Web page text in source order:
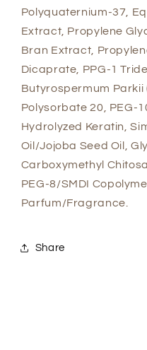
Polyquaternium-37,
Extract, Propylene
Bran Extract,
Dicaprate, PPG-1
Butyrospermum Parkii
Polysorbate 20, PEG-
Hydrolyzed Keratin,
Oil/Jojoba Seed Oil,
Carboxymethyl
PEG-8/SMDI
Parfum/Fragrance.
Share